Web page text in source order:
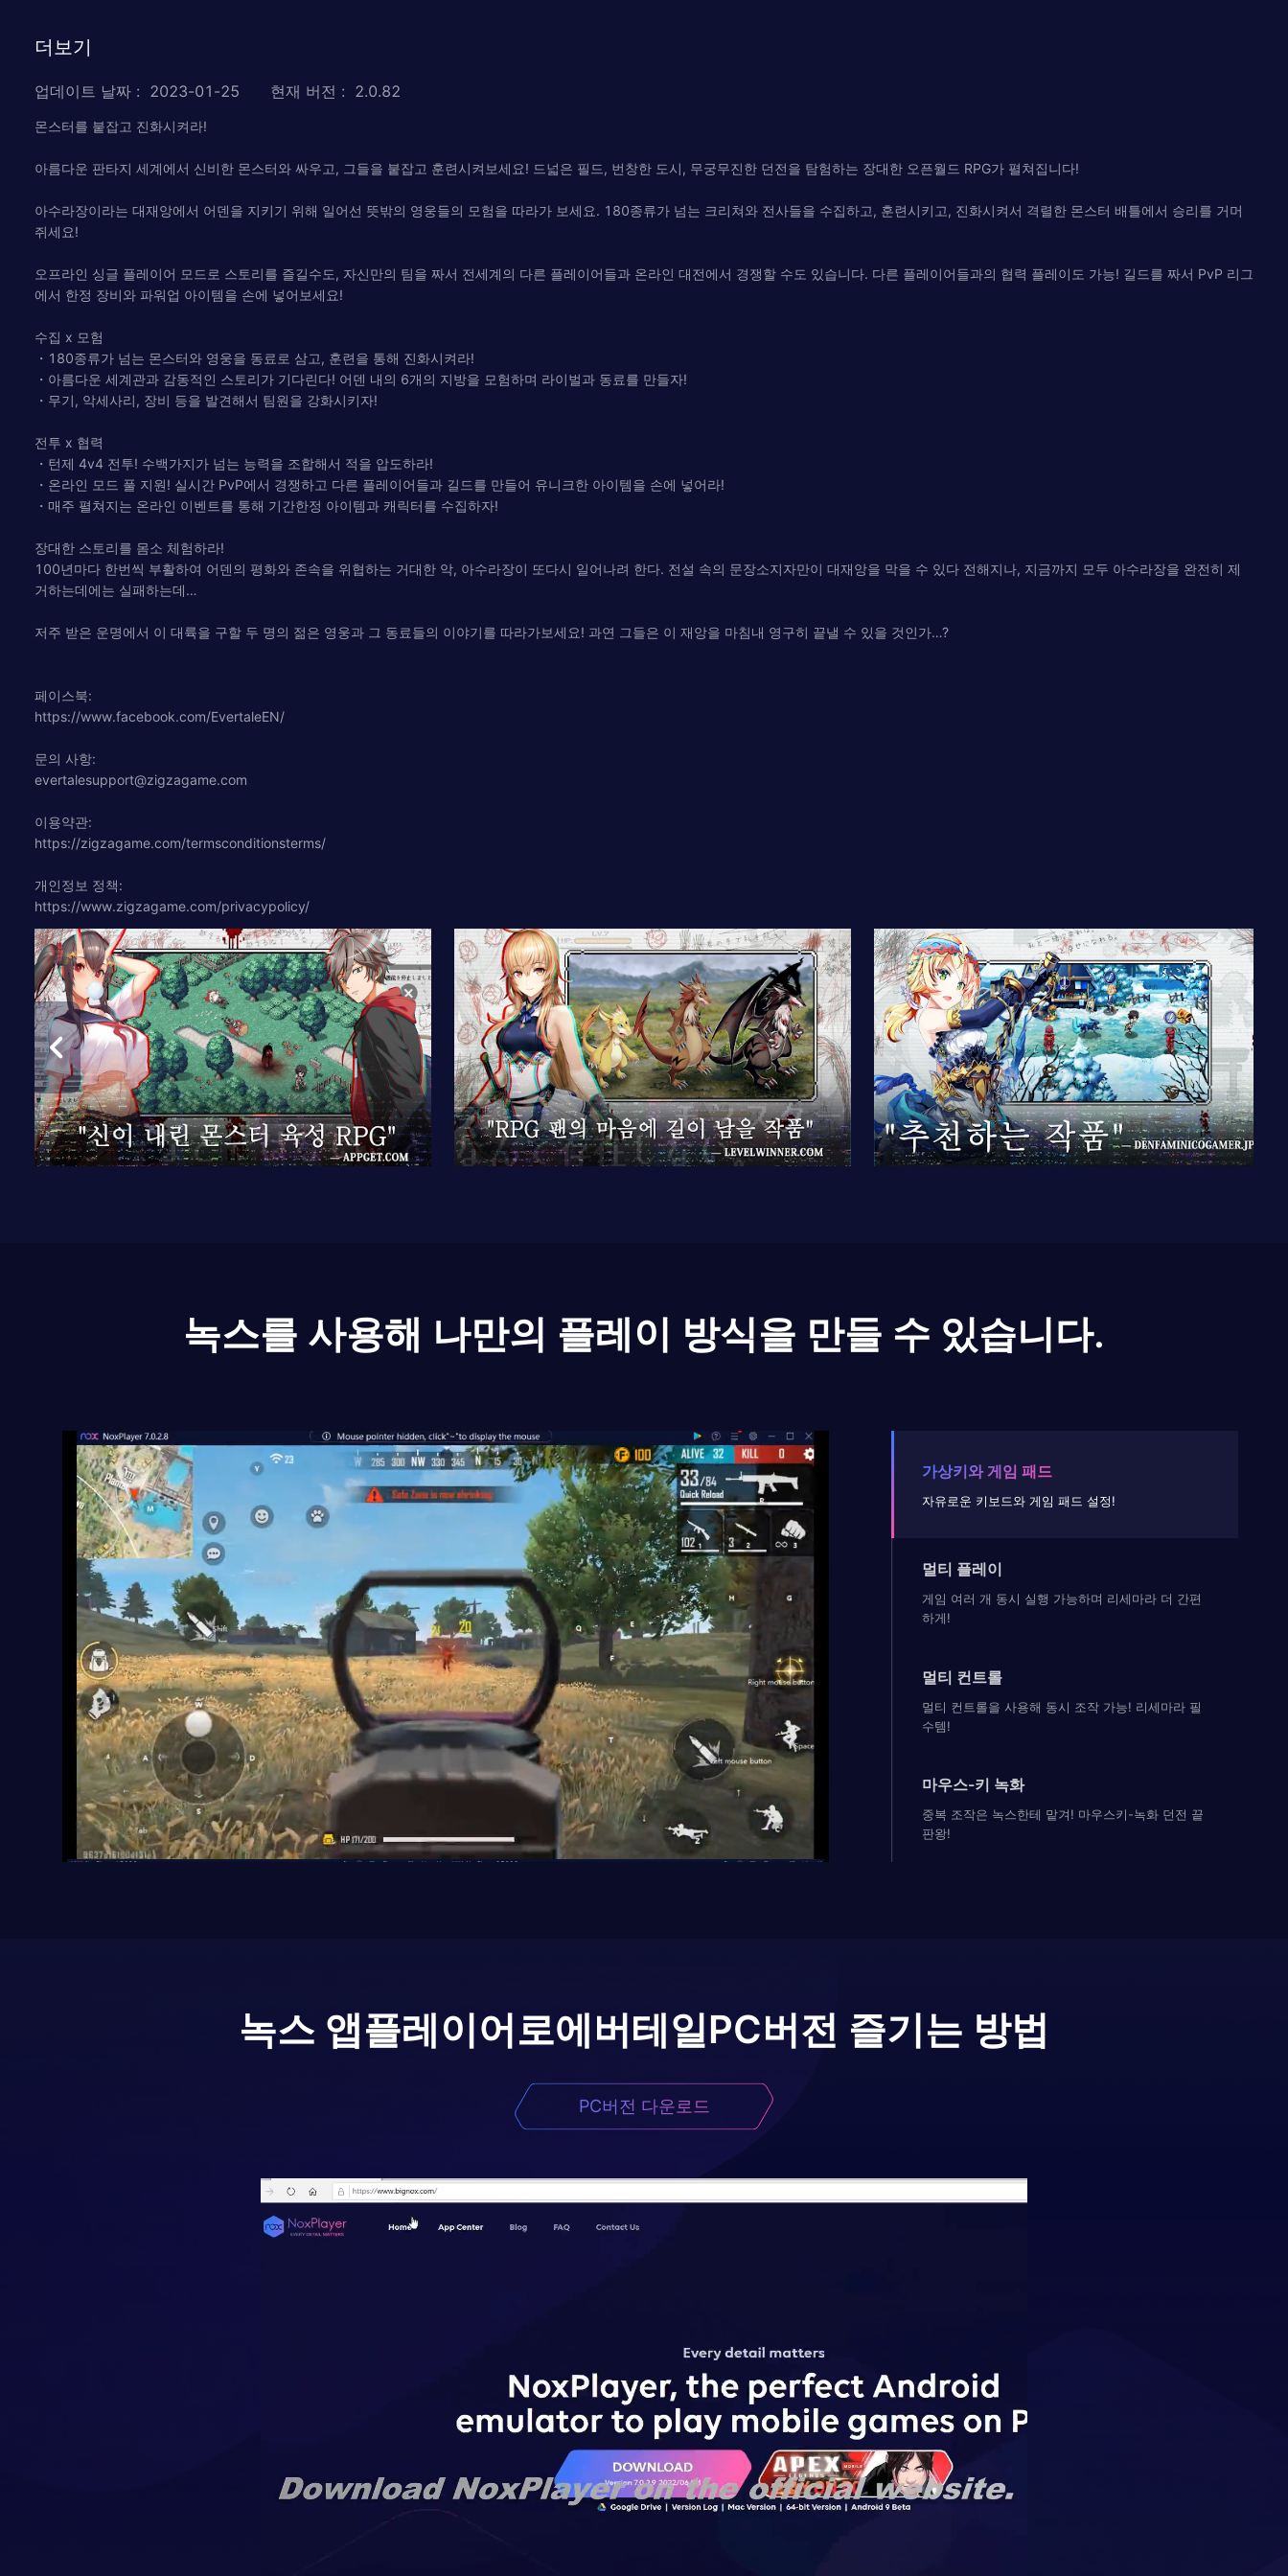
더보기
업데이트 날짜 : 2023-01-25 현재 버전 : 2.0.82
몬스터를 붙잡고 진화시켜라!
아름다운 판타지 세계에서 신비한 몬스터와 싸우고, 그들을 붙잡고 훈련시켜보세요! 드넓은 필드, 번창한 도시, 무궁무진한 던전을 탐험하는 장대한 오픈월드 RPG가 펼쳐집니다!
아수라장이라는 대재앙에서 어덴을 지키기 위해 일어선 뜻밖의 영웅들의 모험을 따라가 보세요. 180종류가 넘는 크리쳐와 전사들을 수집하고, 훈련시키고, 진화시켜서 격렬한 몬스터 배틀에서 승리를 거머
쥐세요!
오프라인 싱글 플레이어 모드로 스토리를 즐길수도, 자신만의 팀을 짜서 전세계의 다른 플레이어들과 온라인 대전에서 경쟁할 수도 있습니다. 다른 플레이어들과의 협력 플레이도 가능! 길드를 짜서 PvP 리그
에서 한정 장비와 파워업 아이템을 손에 넣어보세요!
수집 x 모험
・180종류가 넘는 몬스터와 영웅을 동료로 삼고, 훈련을 통해 진화시켜라!
・아름다운 세계관과 감동적인 스토리가 기다린다! 어덴 내의 6개의 지방을 모험하며 라이벌과 동료를 만들자!
・무기, 악세사리, 장비 등을 발견해서 팀원을 강화시키자!
전투 x 협력
・턴제 4v4 전투! 수백가지가 넘는 능력을 조합해서 적을 압도하라!
・온라인 모드 풀 지원! 실시간 PvP에서 경쟁하고 다른 플레이어들과 길드를 만들어 유니크한 아이템을 손에 넣어라!
・매주 펼쳐지는 온라인 이벤트를 통해 기간한정 아이템과 캐릭터를 수집하자!
장대한 스토리를 몸소 체험하라!
100년마다 한번씩 부활하여 어덴의 평화와 존속을 위협하는 거대한 악, 아수라장이 또다시 일어나려 한다. 전설 속의 문장소지자만이 대재앙을 막을 수 있다 전해지나, 지금까지 모두 아수라장을 완전히 제
거하는데에는 실패하는데…
저주 받은 운명에서 이 대륙을 구할 두 명의 젊은 영웅과 그 동료들의 이야기를 따라가보세요! 과연 그들은 이 재앙을 마침내 영구히 끝낼 수 있을 것인가…?
페이스북:
https://www.facebook.com/EvertaleEN/
문의 사항:
evertalesupport@zigzagame.com
이용약관:
https://zigzagame.com/termsconditionsterms/
개인정보 정책:
https://www.zigzagame.com/privacypolicy/
녹스를 사용해 나만의 플레이 방식을 만들 수 있습니다.
가상키와 게임 패드
자유로운 키보드와 게임 패드 설정!
멀티 플레이
게임 여러 개 동시 실행 가능하며 리세마라 더 간편
하게!
멀티 컨트롤
멀티 컨트롤을 사용해 동시 조작 가능! 리세마라 필
수템!
마우스-키 녹화
중복 조작은 녹스한테 맡겨! 마우스키-녹화 던전 끝
판왕!
녹스 앱플레이어로에버테일PC버전 즐기는 방법
PC버전 다운로드